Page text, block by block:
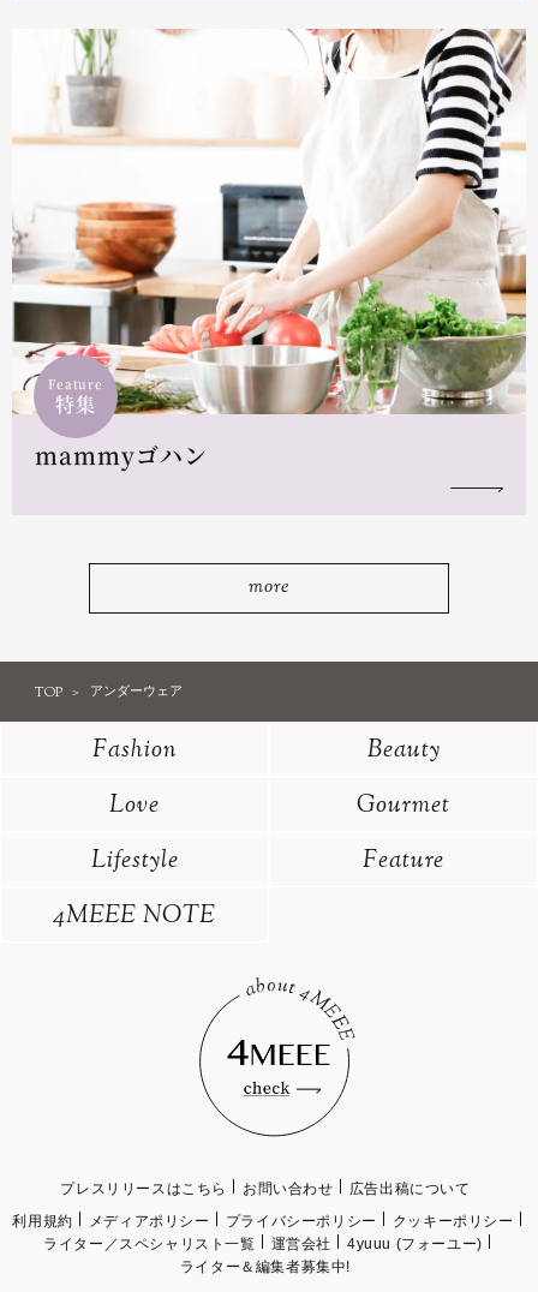
Feature
特集
mammyゴハン
more
TOP アンダーウェア
Fashion
Beauty
Love
Gourmet
Lifestyle
Feature
4MEEE NOTE
プレスリリースはこちら お問い合わせ
広告出稿について
利用規約
メディアポリシー プライバシーポリシー
クッキーポリシー
ライター／スペシャリスト一覧
運営会社
4yuuu (フォーユー)
ライター＆編集者募集中!